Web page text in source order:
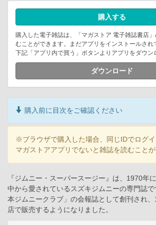
購入する
購入した電子雑誌は、「マガストア 電子雑誌書店
むことができます。まだアプリをインストールされ
下記「アプリ内で買う」ボタンよりアプリをダウン
ダウンロード
購入前に目次をご確認ください
※ブラウザで購入した場合、同じIDでログ
マガストアアプリでないと雑誌を読むことが
『ジムニー・スーパースージー』は、1970年
中から愛されているスズキジムニーの専門誌
本ジムニークラブ」の会報誌として創刊され
店で販売するようになりました。